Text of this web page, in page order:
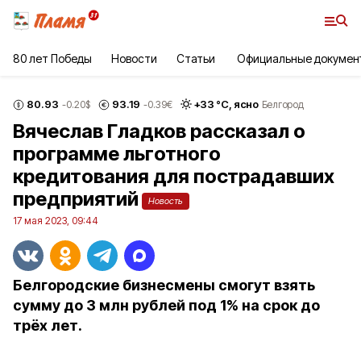
80 лет Победы Новости Статьи Официальные
80.93 -0.20$ 93.19 -0.39€ +33 °С, ясно Белгород
Вячеслав Гладков рассказал о
программе льготного
кредитования для пострадавших
предприятий
Новость
17 мая 2023, 09:44
Белгородские бизнесмены смогут взять
сумму до 3 млн рублей под 1% на срок до
трёх лет.